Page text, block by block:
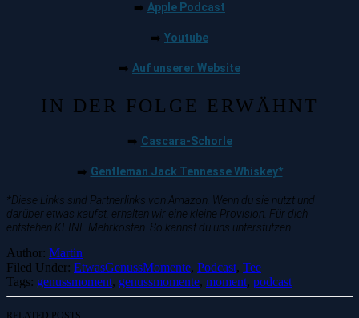
➡️ Apple Podcast
➡️ Youtube
➡️ Auf unserer Website
IN DER FOLGE ERWÄHNT
➡️ Cascara-Schorle
➡️ Gentleman Jack Tennesse Whiskey*
*Diese Links sind Partnerlinks von Amazon. Wenn du sie nutzt und
darüber etwas kaufst, erhalten wir eine kleine Provision. Für dich
entstehen KEINE Mehrkosten. So kannst du uns unterstützen.
Author: Martin
Filed Under: EtwasGenussMomente, Podcast, Tee
Tags: genussmoment, genussmomente, moment, podcast
RELATED POSTS